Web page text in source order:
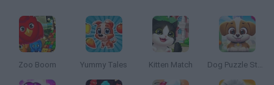
Zoo Boom Yummy Tales Kitten Match Dog Puzzle Story 2